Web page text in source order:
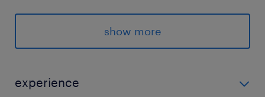
残業もないので仕事が終わったらスグ帰宅可！
キレイな食堂や休憩室も完備しています！
キレイな環境と
show more
experience